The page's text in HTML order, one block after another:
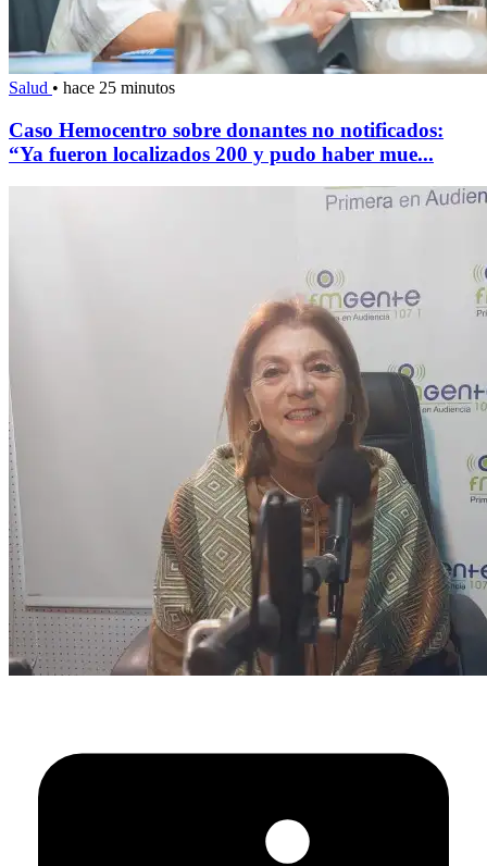
Salud • hace 25 minutos
Caso Hemocentro sobre donantes no notificados:
“Ya fueron localizados 200 y pudo haber mue...